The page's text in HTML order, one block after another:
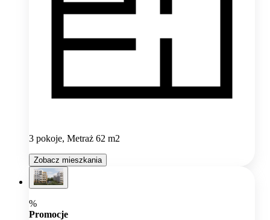
3 pokoje, Metraż 62 m2
Zobacz mieszkania
%
Promocje